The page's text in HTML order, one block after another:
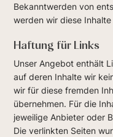
Bekanntwerden von
werden wir diese
Haftung für Links
Unser Angebot enthält
auf deren Inhalte wir
wir für diese fremden
übernehmen. Für die
jeweilige Anbieter oder
Die verlinkten Seiten